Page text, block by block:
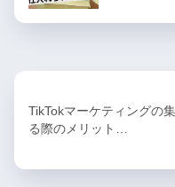
TikTokマーケティングの
る際のメリット…